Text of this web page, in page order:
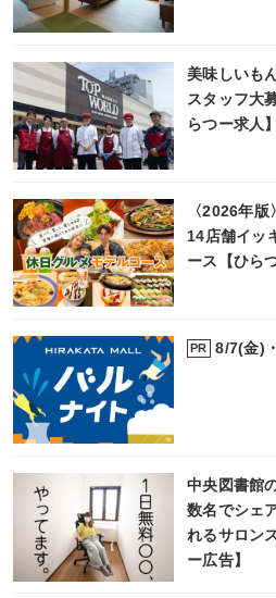
美味しいも
スタッフ大
らつー求人】
〈2026年
14店舗イッ
ース【ひら
PR 8/7(金)
中央図書館
数名でシェ
れるサロン
ー広告】